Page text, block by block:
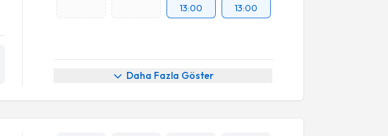
13:00
13:00
Daha Fazla Göster